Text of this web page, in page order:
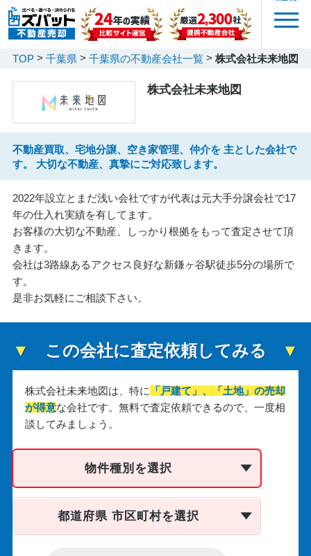
TOP 千葉県 千葉県の不動産会社一覧 株式会社未来地図
株式会社未来地図
不動産買取、宅地分譲、空き家管理、仲介を 主とした会社で
す。 大切な不動産、真摯にご対応致します。
2022年設立とまだ浅い会社ですが代表は元大手分譲会社で17
年の仕入れ実績を有してます。
お客様の大切な不動産、しっかり根拠をもって査定させて頂
きます。
会社は3路線あるアクセス良好な新鎌ヶ谷駅徒歩5分の場所で
す。
是非お気軽にご相談下さい。
この会社に査定依頼してみる
株式会社未来地図は、 特に
「戸建て」、「土地」の売却
が得意な会社です。 無料で査定依頼できるので、一度相
談してみましょう。
物件種別を選択
都道府県 市区町村を選択